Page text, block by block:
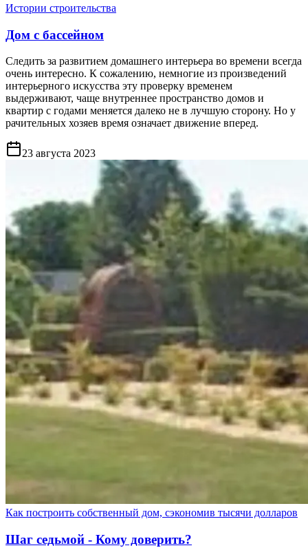
Истории строительства
Дом с бассейном
Следить за развитием домашнего интерьера во времени всегда
очень интересно. К сожалению, немногие из произведений
интерьерного искусства эту проверку временем
выдерживают, чаще внутреннее пространство домов и
квартир с годами меняется далеко не в лучшую сторону. Но у
рачительных хозяев время означает движение вперед.
23 августа 2023
Как построить собственный дом, сэкономив тысячи долларов
Шаг седьмой - Кому доверить?